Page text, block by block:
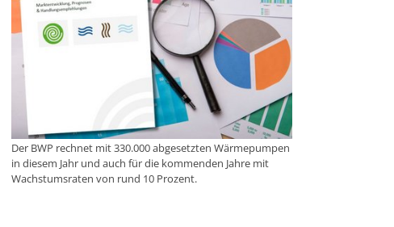
Der BWP rechnet mit 330.000 abgesetzten Wärmepumpen
in diesem Jahr und auch für die kommenden Jahre mit
Wachstumsraten von rund 10 Prozent.